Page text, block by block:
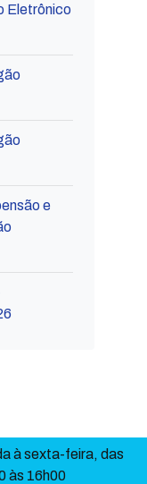
Eletrônico
e
à sexta-feira, das
às 16h00